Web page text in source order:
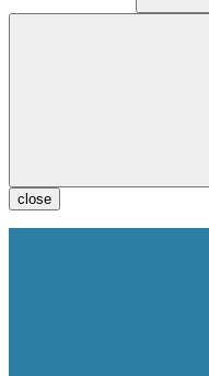
close